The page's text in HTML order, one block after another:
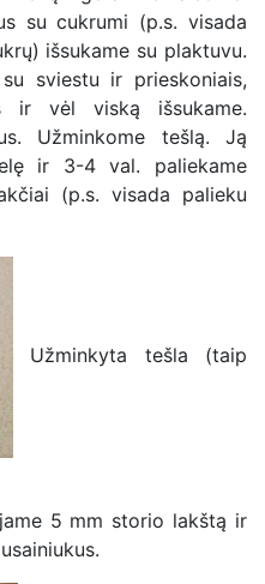
su cukrumi (p.s. visada
išsukame su plaktuvu.
sviestu ir prieskoniais,
ir vėl viską išsukame.
Užminkome tešlą. Ją
ir 3-4 val. paliekame
(p.s. visada palieku
Užminkyta tešla (taip
5 mm storio lakštą ir